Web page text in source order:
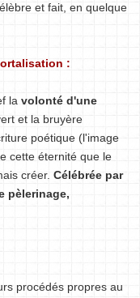
et fait, en quelque
:
la volonté d'une
et la bruyère
poétique (l'image
cette éternité que le
créer. Célébrée par
pèlerinage,
procédés propres au